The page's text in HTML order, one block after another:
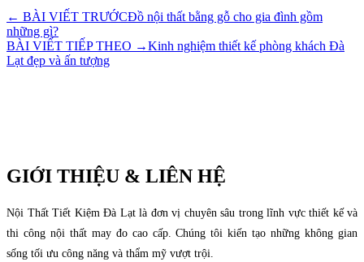
← BÀI VIẾT TRƯỚCĐồ nội thất bằng gỗ cho gia đình gồm
những gì?
BÀI VIẾT TIẾP THEO →Kinh nghiệm thiết kế phòng khách Đà
Lạt đẹp và ấn tượng
GIỚI THIỆU & LIÊN HỆ
Nội Thất Tiết Kiệm Đà Lạt là đơn vị chuyên sâu trong lĩnh vực thiết kế và
thi công nội thất may đo cao cấp. Chúng tôi kiến tạo những không gian
sống tối ưu công năng và thẩm mỹ vượt trội.